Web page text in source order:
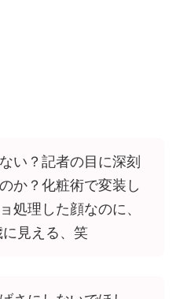
い？記者の目に深刻
か？化粧術で変装し
処理した顔なのに、
見える、笑